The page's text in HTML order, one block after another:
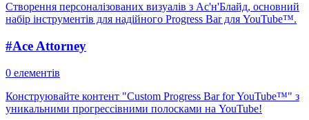
Створення персоналізованих визуалів з Ас'н'Блайд, основний
набір інструментів для надійного Progress Bar для YouTube™.
#Ace Attorney
0 елементів
Конструювайте контент "Custom Progress Bar for YouTube™" з
уникальними прогрессівними полосками на YouTube!